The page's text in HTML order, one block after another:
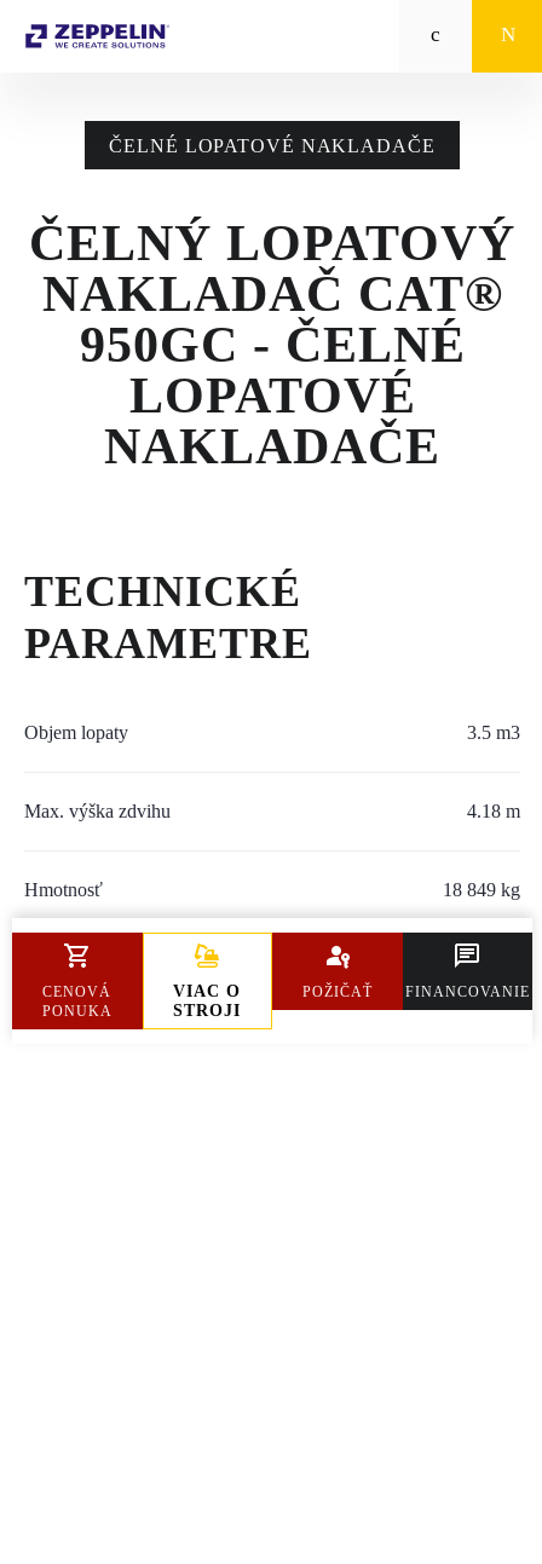
STROJE PRE
POĽNOHOSPODÁRSTVO
MALÁ MECHANIZÁCIA
ENERGETICKÉ SYSTÉMY
TRACTO
POŽIČOVŇA
PART.CAT.COM
AKCIOVÉ PONUKY
O NÁS
TLAČOVÉ CENTRUM
Z SHOP
KARIÉRA
ČELNÉ LOPATOVÉ NAKLADAČE
ČELNÝ LOPATOVÝ
NAKLADAČ CAT®
950GC - ČELNÉ
LOPATOVÉ
NAKLADAČE
TECHNICKÉ
PARAMETRE
Objem lopaty 3.5 m3
Max. výška zdvihu 4.18 m
Hmotnosť 18 849 kg
Výkon motora 180 kW
CENOVÁ
PONUKA
VIAC O
STROJI
POŽIČAŤ FINANCOVANIE